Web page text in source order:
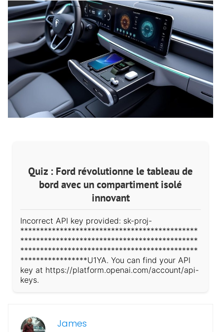
Quiz : Ford révolutionne le tableau de
bord avec un compartiment isolé
innovant
Incorrect API key provided: sk-proj-
*********************************************
*********************************************
*********************************************
*****************U1YA. You can find your API
key at https://platform.openai.com/account/api-
keys.
James